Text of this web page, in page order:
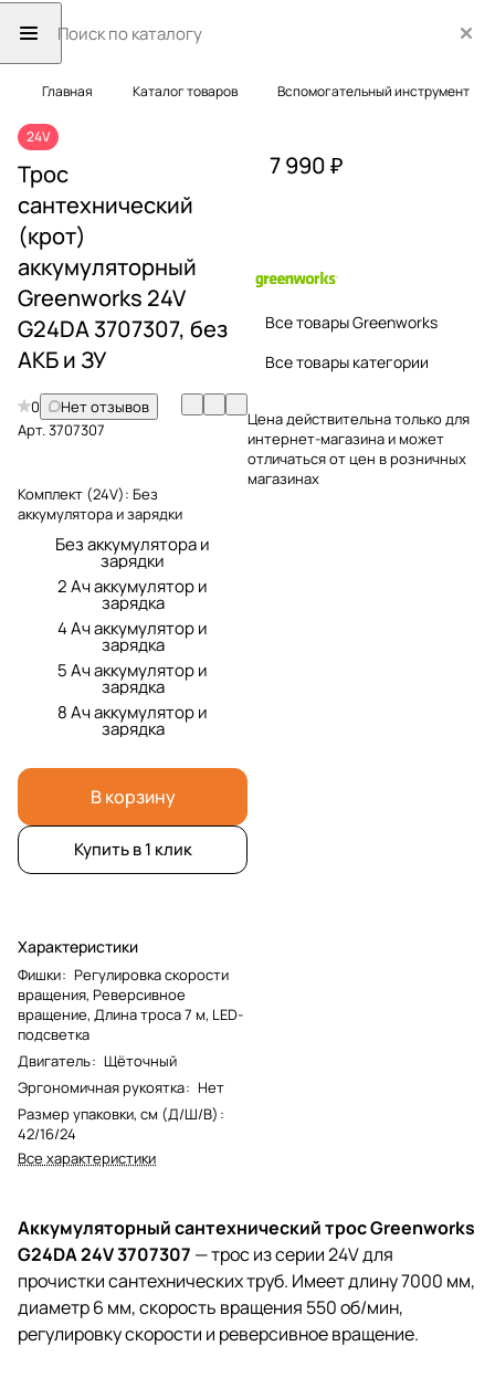
Главная Каталог товаров Вспомогательный инструмент
24V
Трос
сантехнический
(крот)
аккумуляторный
Greenworks 24V
G24DA 3707307, без
АКБ и ЗУ
0
Нет отзывов
Арт.3707307
Комплект (24V): Без
аккумулятора и зарядки
Без аккумулятора и
зарядки
2 Ач аккумулятор и
зарядка
4 Ач аккумулятор и
зарядка
5 Ач аккумулятор и
зарядка
8 Ач аккумулятор и
зарядка
В корзину
Купить в 1 клик
Характеристики
Фишки: Регулировка скорости
вращения, Реверсивное
вращение, Длина троса 7 м, LED-
подсветка
Двигатель: Щёточный
Эргономичная рукоятка: Нет
Размер упаковки, см (Д/Ш/В) :
42/16/24
Все характеристики
7 990 ₽
Все товары Greenworks
Все товары категории
Цена действительна только для
интернет-магазина и может
отличаться от цен в розничных
магазинах
Аккумуляторный сантехнический трос Greenworks
G24DA 24V 3707307 — трос из серии 24V для
прочистки сантехнических труб. Имеет длину 7000 мм,
диаметр 6 мм, скорость вращения 550 об/мин,
регулировку скорости и реверсивное вращение.